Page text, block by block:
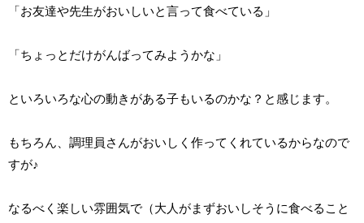
「お友達や先生がおいしいと言って食べている」
「ちょっとだけがんばってみようかな」
といろいろな心の動きがある子もいるのかな？と感じます。
もちろん、調理員さんがおいしく作ってくれているからなので
すが♪
なるべく楽しい雰囲気で（大人がまずおいしそうに食べること